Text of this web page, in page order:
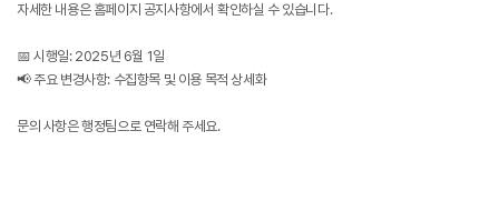
자세한 내용은 홈페이지 공지사항에서 확인하실 수 있습니다.
📅 시행일: 2025년 6월 1일
📢 주요 변경사항: 수집항목 및 이용 목적 상세화
문의 사항은 행정팀으로 연락해 주세요.